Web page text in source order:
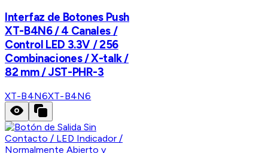
Interfaz de Botones Push
XT-B4N6 / 4 Canales /
Control LED 3.3V / 256
Combinaciones / X-talk /
82 mm / JST-PHR-3
XT-B4N6XT-B4N6